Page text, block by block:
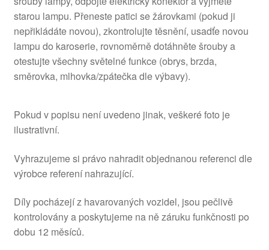
starou lampu. Přeneste patici se žárovkami (pokud ji
nepřikládáte novou), zkontrolujte těsnění, usadťe novou
lampu do karoserie, rovnoměrně dotáhněte šrouby a
otestujte všechny světelné funkce (obrys, brzda,
směrovka, mlhovka/zpátečka dle výbavy).
Pokud v popisu není uvedeno jinak, veškeré foto je
ilustrativní.
Vyhrazujeme si právo nahradit objednanou referenci dle
výrobce referení nahrazující.
Díly pocházejí z havarovaných vozidel, jsou pečlivě
kontrolovány a poskytujeme na ně záruku funkčnosti po
dobu 12 měsíců.